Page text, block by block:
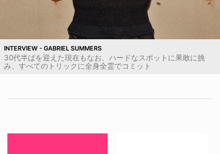
INTERVIEW - GABRIEL SUMMERS
30代半ばを迎えた現在もなお、ハードなスポットに果敢に挑
み、すべてのトリックに全身全霊でコミット